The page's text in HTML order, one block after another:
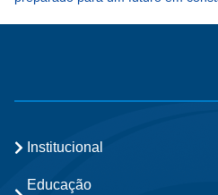
Institucional
Educação